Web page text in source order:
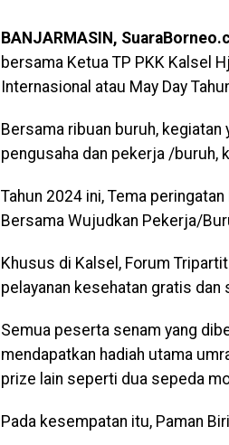
BANJARMASIN,
bersama Ketua TP PKK Kalsel
Internasional atau May Day
Bersama ribuan buruh,
pengusaha dan pekerja /buruh,
Tahun 2024 ini, Tema
Bersama Wujudkan Pekerja/
Khusus di Kalsel, Forum
pelayanan kesehatan gratis
Semua peserta senam yang
mendapatkan hadiah utama
prize lain seperti dua sepeda
Pada kesempatan itu, Paman